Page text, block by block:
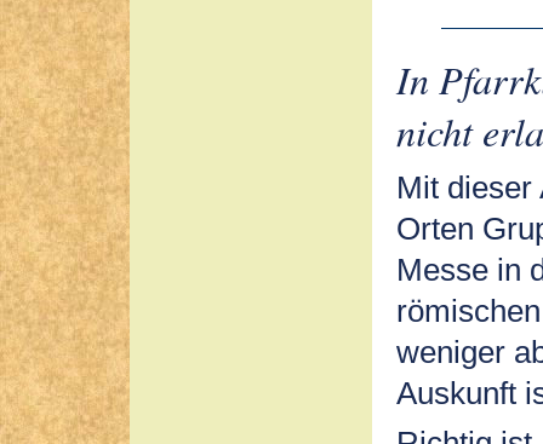
In
nicht
Mit dieser
Orten
Messe in
weniger
Auskunft